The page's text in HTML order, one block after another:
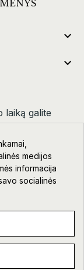


laiką galite
medijos
informacija
socialinės